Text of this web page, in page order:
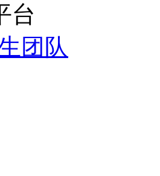
台
团队